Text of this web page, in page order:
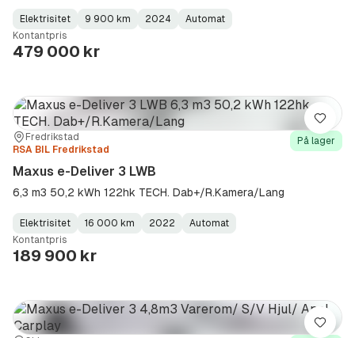
Fuel
Type:
Elektrisitet
Kilometerstand:
9 900 km
Model
Year:
2024
Gearbox
Type:
Automat
Kontantpris
479 000 kr
Sted:Fredrikstad
Forhandler:
RSA BIL Fredrikstad
På lager
Maxus e-Deliver 3 LWB
6,3 m3 50,2 kWh 122hk TECH. Dab+/R.Kamera/Lang
Fuel
Type:
Elektrisitet
Kilometerstand:
16 000 km
Model
Year:
2022
Gearbox
Type:
Automat
Kontantpris
189 900 kr
Lagre
Lagre